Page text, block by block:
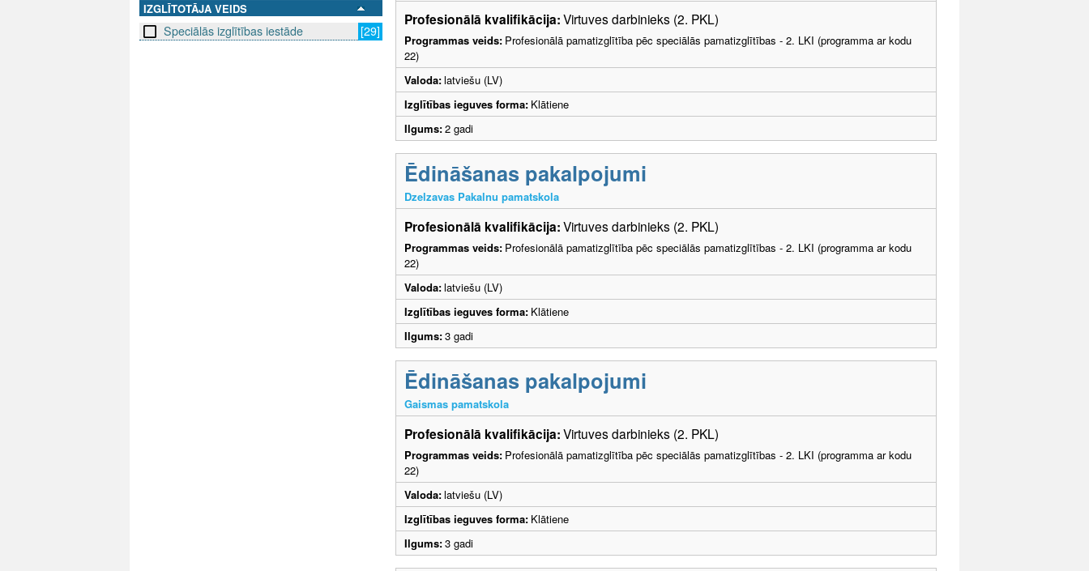
IZGLĪTOTĀJA VEIDS
Speciālās izglītības iestāde [29]
Profesionālā kvalifikācija:Virtuves darbinieks (2. PKL)
Programmas veids: Profesionālā pamatizglītība pēc speciālās pamatizglītības - 2. LKI (programma ar kodu
22)
Valoda:latviešu (LV)
Izglītības ieguves forma: Klātiene
Ilgums:2 gadi
Ēdināšanas pakalpojumi
Dzelzavas Pakalnu pamatskola
Profesionālā kvalifikācija:Virtuves darbinieks (2. PKL)
Programmas veids: Profesionālā pamatizglītība pēc speciālās pamatizglītības - 2. LKI (programma ar kodu
22)
Valoda:latviešu (LV)
Izglītības ieguves forma: Klātiene
Ilgums:3 gadi
Ēdināšanas pakalpojumi
Gaismas pamatskola
Profesionālā kvalifikācija:Virtuves darbinieks (2. PKL)
Programmas veids: Profesionālā pamatizglītība pēc speciālās pamatizglītības - 2. LKI (programma ar kodu
22)
Valoda:latviešu (LV)
Izglītības ieguves forma: Klātiene
Ilgums:3 gadi